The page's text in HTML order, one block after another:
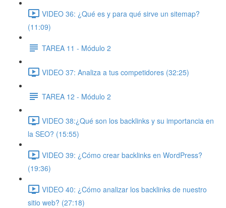
VIDEO 36: ¿Qué es y para qué sirve un sitemap?
(11:09)
TAREA 11 - Módulo 2
VIDEO 37: Analiza a tus competidores (32:25)
TAREA 12 - Módulo 2
VIDEO 38:¿Qué son los backlinks y su importancia en
la SEO? (15:55)
VIDEO 39: ¿Cómo crear backlinks en WordPress?
(19:36)
VIDEO 40: ¿Cómo analizar los backlinks de nuestro
sitio web? (27:18)